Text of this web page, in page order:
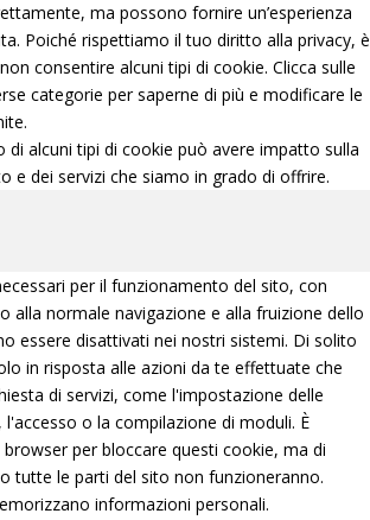
ma possono fornire un’esperienza
Poiché rispettiamo il tuo diritto alla privacy, è
consentire alcuni tipi di cookie. Clicca sulle
categorie per saperne di più e modificare le
di alcuni tipi di cookie può avere impatto sulla
e dei servizi che siamo in grado di offrire.
per il funzionamento del sito, con
alla normale navigazione e alla fruizione dello
essere disattivati nei nostri sistemi. Di solito
in risposta alle azioni da te effettuate che
di servizi, come l'impostazione delle
l'accesso o la compilazione di moduli. È
per bloccare questi cookie, ma di
tutte le parti del sito non funzioneranno.
informazioni personali.